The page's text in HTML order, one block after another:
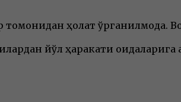
ҳолат ўрганилмоқда.
йўл ҳаракати қоидаларига